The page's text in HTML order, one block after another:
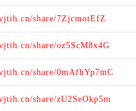
share/7ZjcmotEfZ
share/oz5ScM8x4G
share/0mAfhYp7mC
share/zU2SeOkp5m